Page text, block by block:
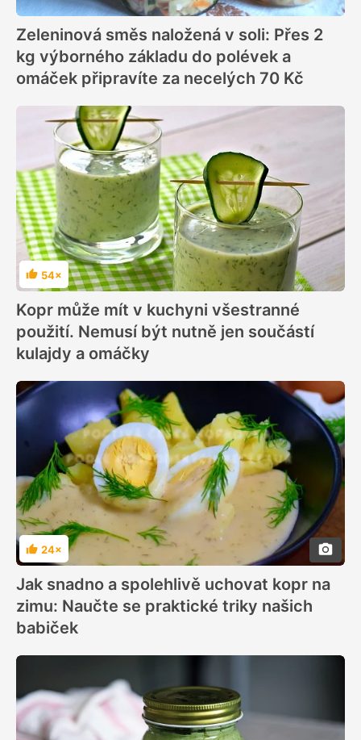
Zeleninová směs naložená v soli: Přes 2
kg výborného základu do polévek a
omáček připravíte za necelých 70 Kč
Hodnocení
54×
Kopr může mít v kuchyni všestranné
použití. Nemusí být nutně jen součástí
kulajdy a omáčky
Hodnocení
24×
Jak snadno a spolehlivě uchovat kopr na
zimu: Naučte se praktické triky našich
babiček